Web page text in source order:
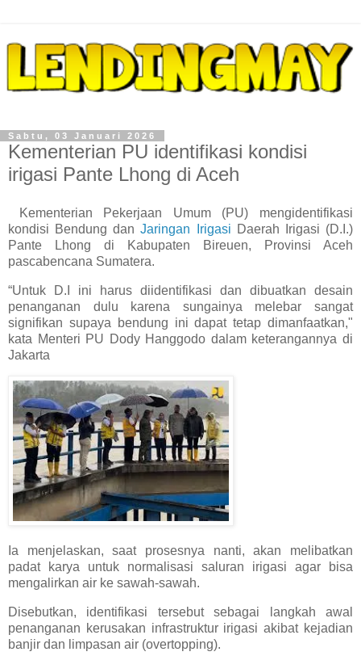
Sabtu, 03 Januari 2026
Kementerian PU identifikasi kondisi
irigasi Pante Lhong di Aceh
Kementerian Pekerjaan Umum (PU) mengidentifikasi
kondisi Bendung danJaringan Irigasi Daerah Irigasi (D.I.)
Pante Lhong di Kabupaten Bireuen, Provinsi Aceh
pascabencana Sumatera.
“Untuk D.I ini harus diidentifikasi dan dibuatkan desain
penanganan dulu karena sungainya melebar sangat
signifikan supaya bendung ini dapat tetap dimanfaatkan,"
kata Menteri PU Dody Hanggodo dalam keterangannya di
Jakarta
Ia menjelaskan, saat prosesnya nanti, akan melibatkan
padat karya untuk normalisasi saluran irigasi agar bisa
mengalirkan air ke sawah-sawah.
Disebutkan, identifikasi tersebut sebagai langkah awal
penanganan kerusakan infrastruktur irigasi akibat kejadian
banjir dan limpasan air (overtopping).